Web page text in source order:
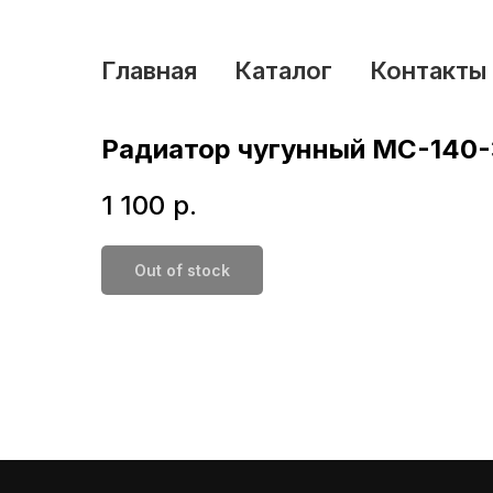
Главная Каталог Контакты
Радиатор чугунный МС-
1 100 р.
Out of stock